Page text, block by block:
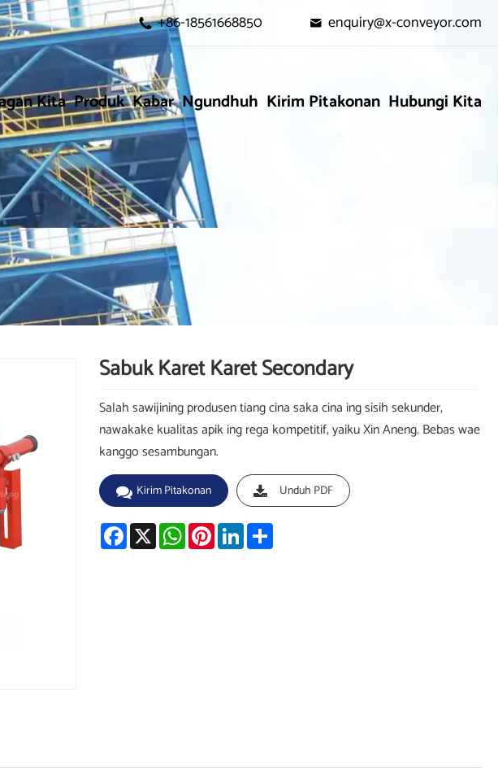
 +86-18561668850  enquiry@x-conveyor.com
Kita Produk Kabar Ngundhuh Kirim Pitakonan Hubungi Kita
Sabuk Karet Karet Secondary
Salah sawijining produsen tiang cina saka cina ing sisih sekunder,
nawakake kualitas apik ing rega kompetitif, yaiku Xin Aneng. Bebas wae
kanggo sesambungan.
Kirim Pitakonan Unduh PDF
Facebook
X WhatsApp
PinterestLinkedInShare